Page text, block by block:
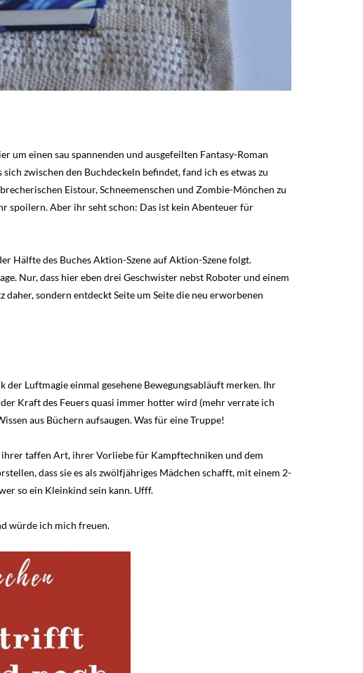
um einen sau spannenden und ausgefeilten Fantasy-Roman
zwischen den Buchdeckeln befindet, fand ich es etwas zu
Eistour, Schneemenschen und Zombie-Mönchen zu
spoilern. Aber ihr seht schon: Das ist kein Abenteuer für
Hälfte des Buches Aktion-Szene auf Aktion-Szene folgt.
Nur, dass hier eben drei Geschwister nebst Roboter und einem
sondern entdeckt Seite um Seite die neu erworbenen
Luftmagie einmal gesehene Bewegungsabläuft merken. Ihr
Kraft des Feuers quasi immer hotter wird (mehr verrate ich
aus Büchern aufsaugen. Was für eine Truppe!
taffen Art, ihrer Vorliebe für Kampftechniken und dem
dass sie es als zwölfjähriges Mädchen schafft, mit einem 2-
so ein Kleinkind sein kann. Ufff.
würde ich mich freuen.